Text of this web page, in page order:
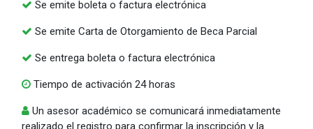
Se emite boleta o factura electrónica
Se emite Carta de Otorgamiento de Beca Parcial
Se entrega boleta o factura electrónica
Tiempo de activación 24 horas
Un asesor académico se comunicará inmediatamente
realizado el registro para confirmar la inscripción y la